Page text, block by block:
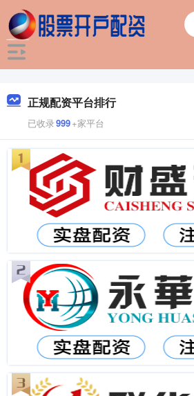
正规配资平台排行
已收录999+家平台